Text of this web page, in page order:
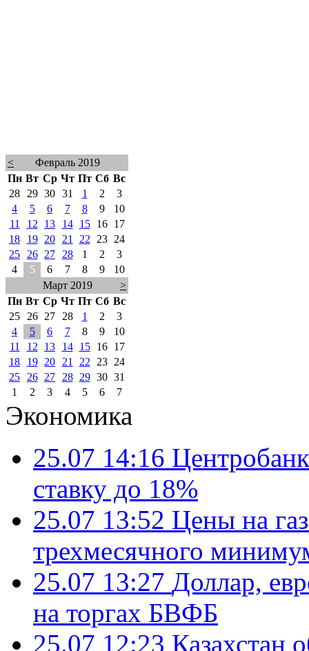
<
Февраль 2019
Пн Вт Ср Чт Пт Сб Вс
28
29 30 31 1 2
3
4
5 6 7 8 9
10
11
12 13 14 15 16
17
18
19 20 21 22 23
24
25
26 27 28 1 2
3
4
5 6 7 8 9
10
Март 2019
>
Пн Вт Ср Чт Пт Сб Вс
25
26 27 28 1 2
3
4
5 6 7 8 9
10
11
12 13 14 15 16
17
18
19 20 21 22 23
24
25
26 27 28 29 30 31
1
2 3 4 5 6 7
Экономика
25.07 14:16
ставку до 18%
25.07 13:52 Цены на
трехмесячного
25.07 13:27 Доллар,
на торгах БВФБ
25.07 12:23 Казахстан